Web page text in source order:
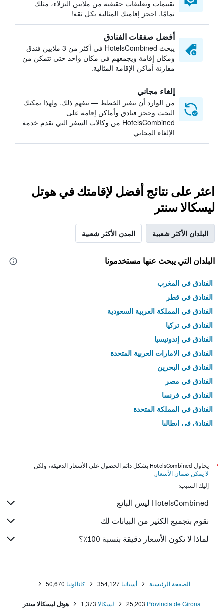
تقييمات وتعليقات حقيقية من ملايين النزلاء، مثلك
تمامًا. احجز إقامتك المثالية بكل ثقة!
أفضل صفقات الفنادق
يبحث HotelsCombined في أكثر من 3 ملايين فندق
ومكان إقامة ويجمعهم في مكان واحد حتى تتمكن من
مقارنة أماكن الإقامة المثالية.
إلغاء مجاني
من الوارد أن تتغير الخطط — نتفهم ذلك. ولهذا يمكنك
البحث وحجز فنادق وأماكن إقامة على
HotelsCombined من وكالات السفر التي تقدم خدمة
الإلغاء المجاني
اعثر على نتائج أفضل لإقامتك في هوتل
ليسكالا سنتر
البلدان الأكثر شعبية المدن الأكثر شعبية
البلدان التي يبحث عنها مستخدمونا
الفنادق في المغرب
الفنادق في قطر
الفنادق في المملكة العربية السعودية
الفنادق في تركيا
الفنادق في إندونيسيا
الفنادق في الامارات العربية المتحدة
الفنادق في البحرين
الفنادق في مصر
الفنادق في فرنسا
الفنادق في المملكة المتحدة
الفنادق في إيطاليا
*
يحاول HotelsCombined بشكل دائم الحصول على الأسعار الدقيقة، ولكن
لا يمكن ضمان الأسعار .
إليك السبب:
HotelsCombined ليس البائع
نقوم بتجميع الكثير من البيانات لك
لماذا لا تكون الأسعار دقيقة بنسبة 100٪؟
الصفحة الرئيسية أسبانيا 354,127 كاتالونيا 50,670
Provincia de Girona
25,203 لسكالا 1,373 هوتل ليسكالا سنتر